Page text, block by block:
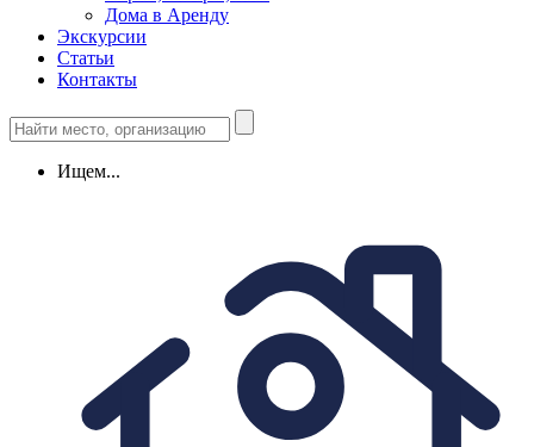
Дома в Аренду
Экскурсии
Статьи
Контакты
Ищем...